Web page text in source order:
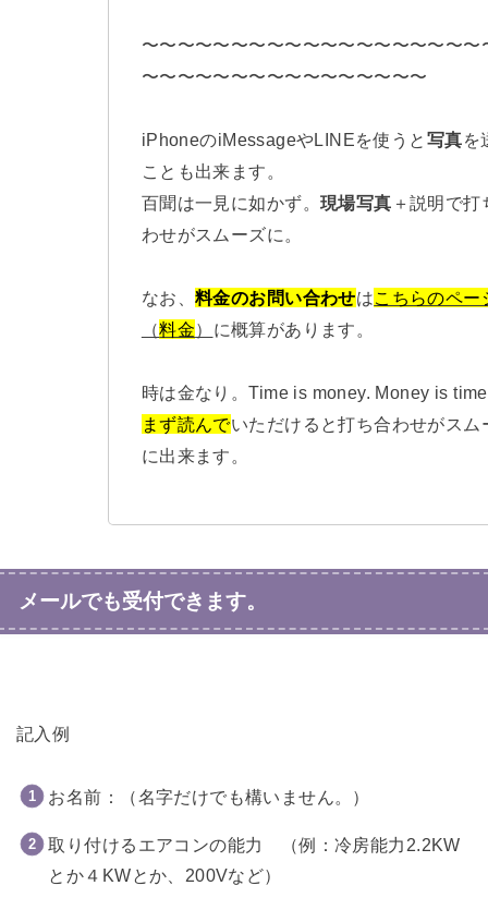
〜〜〜〜〜〜〜〜〜〜〜〜〜〜〜〜〜〜〜
〜〜〜〜〜〜〜〜〜〜〜〜〜〜〜〜
iPhoneのiMessageやLINEを使うと 写真を
ことも出来ます。
百聞は一見に如かず。 現場写真 ＋説明で打
わせがスムーズに。
なお、料金のお問い合わせは こちらのペー
（料金） に概算があります。
時は金なり。Time is money. Money is
まず読んでいただけると打ち合わせがスム
に出来ます。
メールでも受付できます。
記入例
お名前：（名字だけでも構いません。）
取り付けるエアコンの能力 （例：冷房能力2.2KW
とか４KWとか、200Vなど）